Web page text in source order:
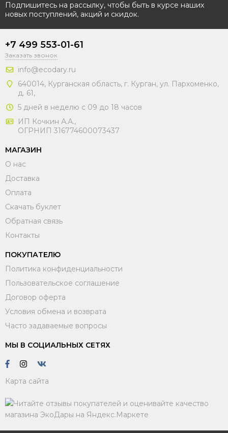
Подпишитесь на рассылку, чтобы быть в курсе наших
новых поступлений, акций и скидок.
+7 499 553-01-61
Заказать звонок
info@ecodary.ru
640014, Курганская область, г. Курган, ул. Пархоменко,
д. 61,
5 дней в неделю с 09 до 18 часов
ИП Кочкин А.А.,
ОГРНИП 316774600073437
МАГАЗИН
О нас
Доставка
Оплата
Скачать буклет
Обратная связь
Контакты
ПОКУПАТЕЛЮ
Политика конфиденциальности
Пользовательское соглашение
Договор оферта
Условия обмена и возврата
Часто задаваемые вопросы
МЫ В СОЦИАЛЬНЫХ СЕТЯХ
Карта сайта